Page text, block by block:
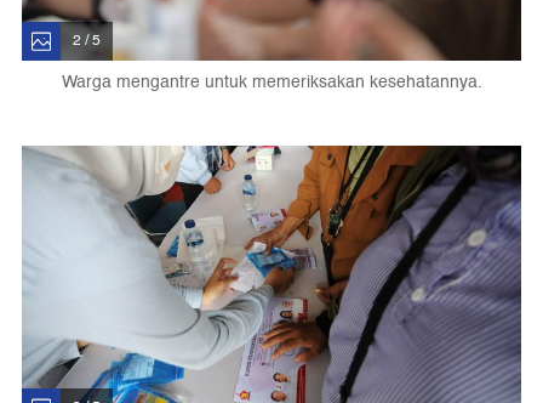
2 / 5
Warga mengantre untuk memeriksakan kesehatannya.